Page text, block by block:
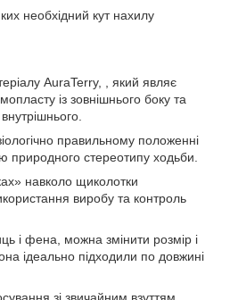
необхідний кут нахилу
AuraTerry, , який являє
із зовнішнього боку та
правильному положенні
природного стереотипу ходьби.
навколо щиколотки
виробу та контроль
і фена, можна змінити розмір і
ідеально підходили по довжині